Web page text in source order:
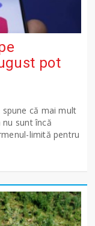
pot
că mai mult
sunt încă
limită pentru